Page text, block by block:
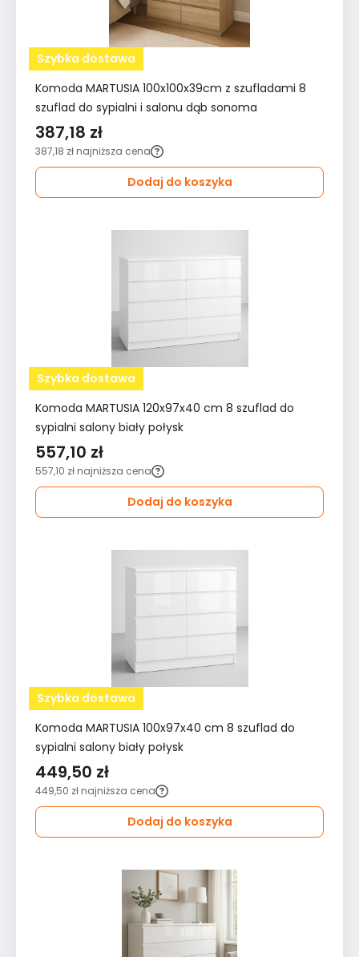
Szybka dostawa
Komoda MARTUSIA 100x100x39cm z szufladami 8
szuflad do sypialni i salonu dąb sonoma
387,18 zł
387,18 zł najniższa cena
Dodaj do koszyka
Szybka dostawa
Komoda MARTUSIA 120x97x40 cm 8 szuflad do
sypialni salony biały połysk
557,10 zł
557,10 zł najniższa cena
Dodaj do koszyka
Szybka dostawa
Komoda MARTUSIA 100x97x40 cm 8 szuflad do
sypialni salony biały połysk
449,50 zł
449,50 zł najniższa cena
Dodaj do koszyka